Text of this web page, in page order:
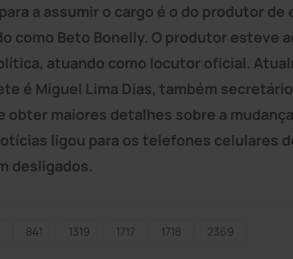
a assumir o cargo é o do produtor de
como Beto Bonelly. O produtor esteve
atuando como locutor oficial.
é Miguel Lima Dias, também
maiores detalhes sobre a
ligou para os telefones celulares
desligados.
841 1319 1717 1718 2369